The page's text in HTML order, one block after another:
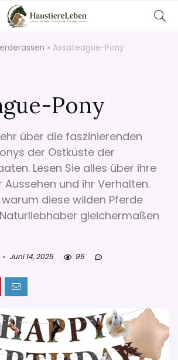
» Assateague-Pony
Pony
über die faszinierenden
der Ostküste der
Lesen Sie alles über ihre
Aussehen und ihr Verhalten.
warum diese wilden Pferde
gleichermaßen
Juni 14, 2025 95